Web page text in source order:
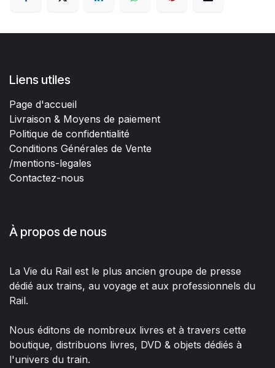
Liens utiles
Page d'accueil
Livraison & Moyens de paiement
Politique de confidentialité
Conditions Générales de Vente
/mentions-legales
Contactez-nous
À propos de nous
La Vie du Rail est le plus ancien groupe de presse
dédié aux trains, au voyage et aux professionnels du
Rail.
Nous éditons de nombreux livres et à travers cette
boutique, distribuons livres, DVD & objets dédiés à
l'univers du train.